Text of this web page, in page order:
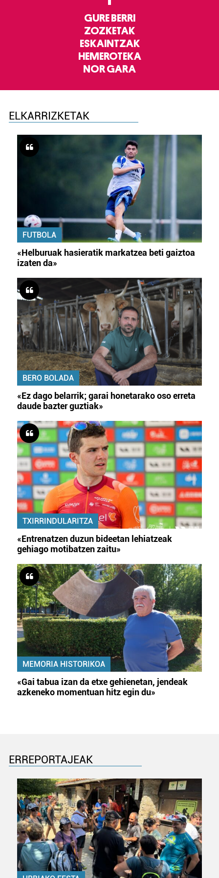
GURE BERRI
ZOZKETAK
ESKAINTZAK
HEMEROTEKA
NOR GARA
ELKARRIZKETAK
FUTBOLA
«Helburuak hasieratik markatzea beti gaiztoa
izaten da»
BERO BOLADA
«Ez dago belarrik; garai honetarako oso erreta
daude bazter guztiak»
TXIRRINDULARITZA
«Entrenatzen duzun bideetan lehiatzeak
gehiago motibatzen zaitu»
MEMORIA HISTORIKOA
«Gai tabua izan da etxe gehienetan, jendeak
azkeneko momentuan hitz egin du»
ERREPORTAJEAK